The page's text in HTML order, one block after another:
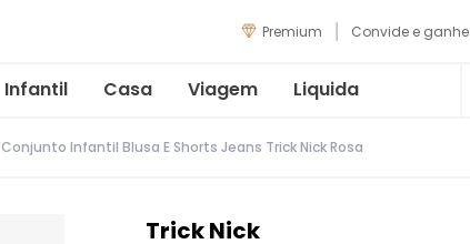
Premium Convide e ganhe
Infantil Casa Viagem Liquida
Conjunto Infantil Blusa E Shorts Jeans Trick Nick Rosa
Trick Nick